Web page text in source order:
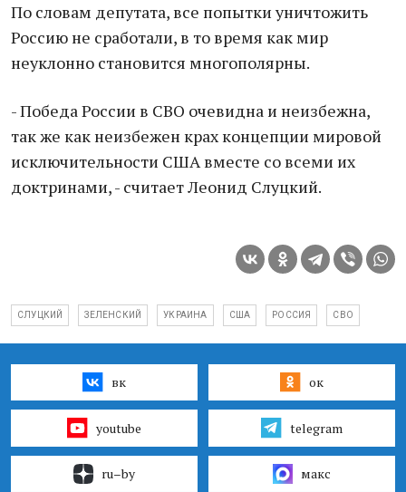
По словам депутата, все попытки уничтожить
Россию не сработали, в то время как мир
неуклонно становится многополярны.
- Победа России в СВО очевидна и неизбежна,
так же как неизбежен крах концепции мировой
исключительности США вместе со всеми их
доктринами, - считает Леонид Слуцкий.
СЛУЦКИЙ ЗЕЛЕНСКИЙ УКРАИНА США РОССИЯ СВО
вк ок
youtube telegram
ru–by макс